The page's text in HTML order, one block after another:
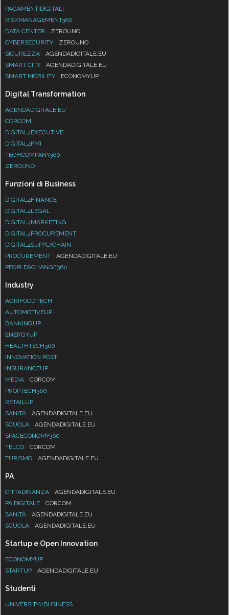
PAGAMENTIDIGITALI
RISKMANAGEMENT360
DATA CENTER
ZEROUNO
CYBERSECURITY
ZEROUNO
SICUREZZA
AGENDADIGITALE.EU
SMART CITY
AGENDADIGITALE.EU
SMART MOBILITY
ECONOMYUP
Digital Transformation
AGENDADIGITALE.EU
CORCOM
DIGITAL4EXECUTIVE
DIGITAL4PMI
TECHCOMPANY360
ZEROUNO
Funzioni di Business
DIGITAL4FINANCE
DIGITAL4LEGAL
DIGITAL4MARKETING
DIGITAL4PROCUREMENT
DIGITAL4SUPPLYCHAIN
PROCUREMENT
AGENDADIGITALE.EU
PEOPLE&CHANGE360
Industry
AGRIFOOD.TECH
AUTOMOTIVEUP
BANKINGUP
ENERGYUP
HEALTHTECH360
INNOVATION POST
INSURANCEUP
MEDIA
CORCOM
PROPTECH360
RETAILUP
SANITÀ
AGENDADIGITALE.EU
SCUOLA
AGENDADIGITALE.EU
SPACECONOMY360
TELCO
CORCOM
TURISMO
AGENDADIGITALE.EU
PA
CITTADINANZA
AGENDADIGITALE.EU
PA DIGITALE
CORCOM
SANITÀ
AGENDADIGITALE.EU
SCUOLA
AGENDADIGITALE.EU
Startup e Open Innovation
ECONOMYUP
STARTUP
AGENDADIGITALE.EU
Studenti
UNIVERSITY2BUSINESS